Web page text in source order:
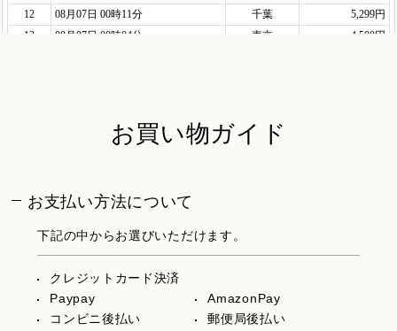
お買い物ガイド
お支払い方法について
下記の中からお選びいただけます。
クレジットカード決済
Paypay
AmazonPay
コンビニ後払い
郵便局後払い